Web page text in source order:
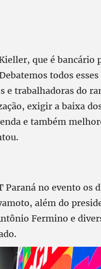
que é bancário
todos
e trabalhadoras do
exigir a baixa
e também
Paraná no evento os
além do
Fermino e